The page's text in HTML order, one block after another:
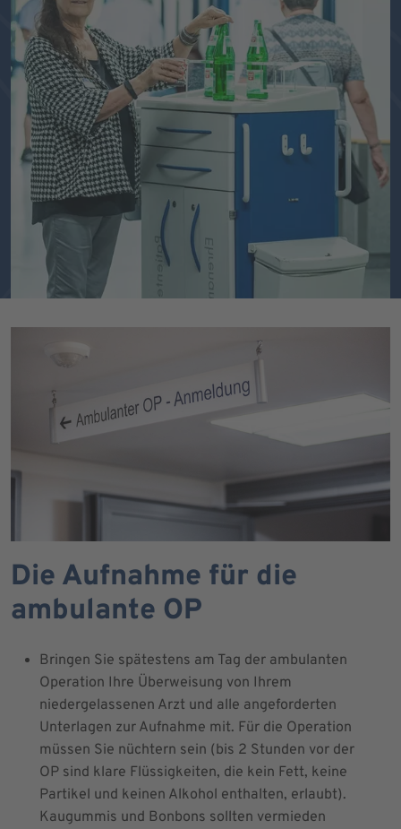
Die Aufnahme für die
ambulante OP
Bringen Sie spätestens am Tag der ambulanten
Operation Ihre Überweisung von Ihrem
niedergelassenen Arzt und alle angeforderten
Unterlagen zur Aufnahme mit. Für die Operation
müssen Sie nüchtern sein (bis 2 Stunden vor der
OP sind klare Flüssigkeiten, die kein Fett, keine
Partikel und keinen Alkohol enthalten, erlaubt).
Kaugummis und Bonbons sollten vermieden